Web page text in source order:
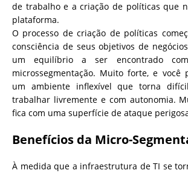
de trabalho e a criação de políticas que
plataforma.
O processo de criação de políticas
consciência de seus objetivos de
um equilíbrio a ser encontrado
microssegmentação. Muito forte, e você
um ambiente inflexível que torna
trabalhar livremente e com autonomia.
fica com uma superfície de ataque
Benefícios da Micro-
À medida que a infraestrutura de TI se